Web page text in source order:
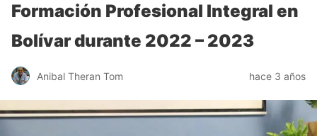
Formación Profesional Integral en
Bolívar durante 2022 – 2023
Anibal Theran Tom hace 3 años